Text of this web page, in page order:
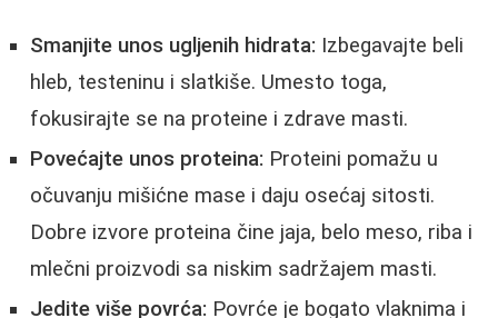
Smanjite unos ugljenih hidrata: Izbegavajte beli
hleb, testeninu i slatkiše. Umesto toga,
fokusirajte se na proteine i zdrave masti.
Povećajte unos proteina: Proteini pomažu u
očuvanju mišićne mase i daju osećaj sitosti.
Dobre izvore proteina čine jaja, belo meso, riba i
mlečni proizvodi sa niskim sadržajem masti.
Jedite više povrća: Povrće je bogato vlaknima i